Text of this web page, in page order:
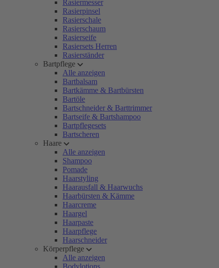
Rasiermesser
Rasierpinsel
Rasierschale
Rasierschaum
Rasierseife
Rasiersets Herren
Rasierständer
Bartpflege
Alle anzeigen
Bartbalsam
Bartkämme & Bartbürsten
Bartöle
Bartschneider & Barttrimmer
Bartseife & Bartshampoo
Bartpflegesets
Bartscheren
Haare
Alle anzeigen
Shampoo
Pomade
Haarstyling
Haarausfall & Haarwuchs
Haarbürsten & Kämme
Haarcreme
Haargel
Haarpaste
Haarpflege
Haarschneider
Körperpflege
Alle anzeigen
Bodylotions